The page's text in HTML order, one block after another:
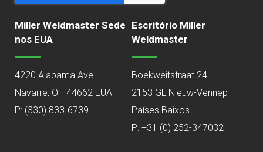
Miller Weldmaster Sede
nos EUA
4220 Alabama Ave.
Navarre, OH 44662 EUA
P: (330) 833-6739
Escritório Miller
Weldmaster
Boekweitstraat 24
2153 GL Nieuw-Vennep
Países Baixos
P: +31 (0) 252-347032